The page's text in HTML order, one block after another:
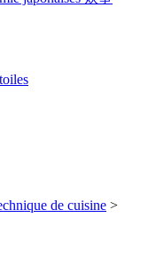
de cuisine >